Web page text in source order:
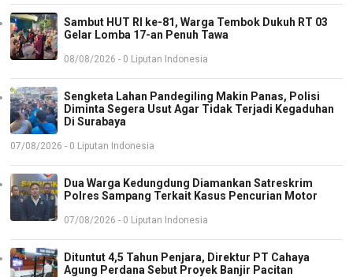
Sambut HUT RI ke-81, Warga Tembok Dukuh RT 03
Gelar Lomba 17-an Penuh Tawa
08/08/2026 - 0 Liputan Indonesia
Sengketa Lahan Pandegiling Makin Panas, Polisi
Diminta Segera Usut Agar Tidak Terjadi Kegaduhan
Di Surabaya
07/08/2026 - 0 Liputan Indonesia
Dua Warga Kedungdung Diamankan Satreskrim
Polres Sampang Terkait Kasus Pencurian Motor
07/08/2026 - 0 Liputan Indonesia
Dituntut 4,5 Tahun Penjara, Direktur PT Cahaya
Agung Perdana Sebut Proyek Banjir Pacitan